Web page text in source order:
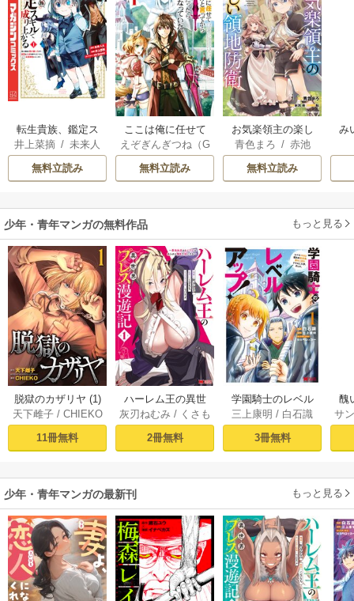
転生貴族、鑑定ス
キルで成り上がる
～弱小領地を受け
継いだので、優秀
いたら、最強領地
になってた～
井上菜摘 / 未来人
A/jimmy
無料立読み
ここは俺に任せて
先に行けと言って
から10年がたった
ら伝説になってい
えぞぎんぎつね（G
Aノベル／SBクリ
エイティブ刊）
eCHA
無料立読み
お気楽領主の楽し
い領地防衛
青色まろ / 赤池
宗/転
無料立読み
み
少年・青年マンガの無料作品 もっと見る
脱獄のカザリヤ (1)
天下雌子/ CHIEKO
11冊無料
ハーレム王の異世
界プレス漫遊記 ～
最強無双のおじさ
んはあらゆる種族
ミック） 1巻
灰刃ねむみ / くさも
ち
2冊無料
学園騎士のレベル
アップ！レベル100
0超えの転生者、落
ちこぼれクラスに
（コミック） ： 1
三上康明 / 白石識
3冊無料
醜
同
サ
少年・青年マンガの最新刊 もっと見る